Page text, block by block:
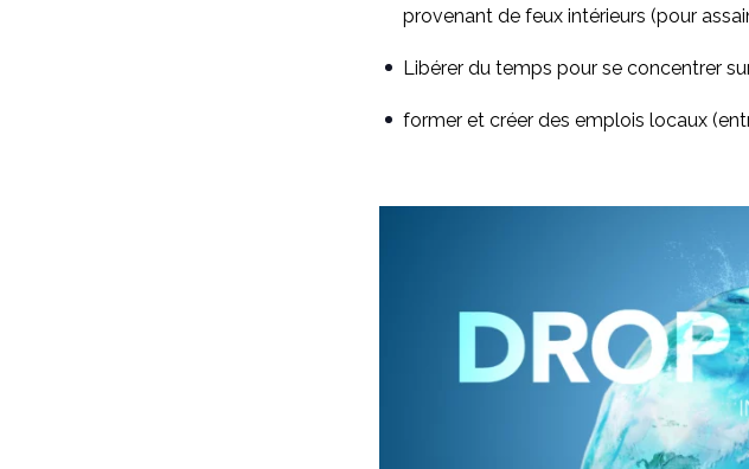
provenant de feux intérieurs (pour
Libérer du temps pour se concentrer
former et créer des emplois locaux